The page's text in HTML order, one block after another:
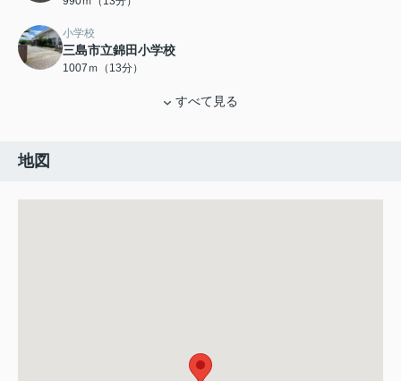
小学校
三島市立錦田小学校
1007ｍ（13分）
すべて見る
地図